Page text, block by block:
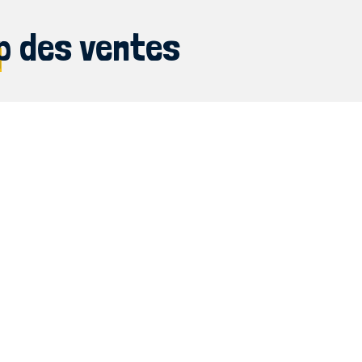
des ventes